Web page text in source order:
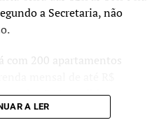
proteção
destacou.
dos eventos climáticos
anos, reforçando o
a Secretaria, não
com 200 apartamentos
360 candidatos,
desistências ou
A LER